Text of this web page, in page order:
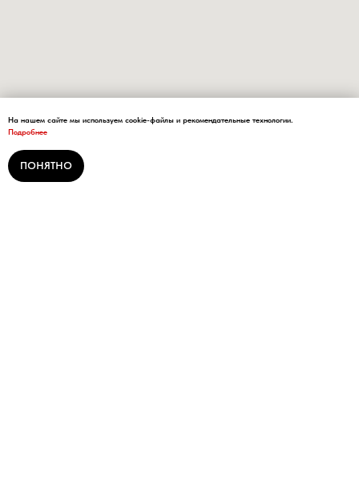
На нашем сайте мы используем cookie-файлы и рекомендательные технологии.
Подробнее
ПОНЯТНО